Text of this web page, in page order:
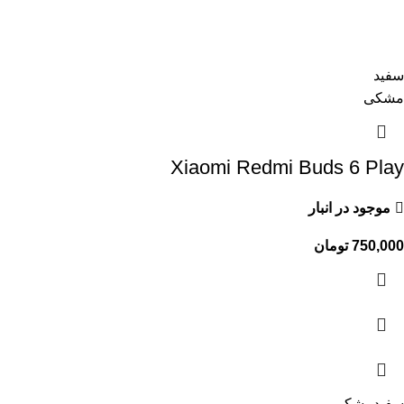
سفید
مشکی
Xiaomi Redmi Buds 6 Play
موجود در انبار
750,000 تومان